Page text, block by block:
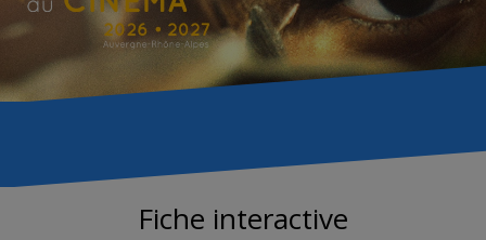
Fiche interactive